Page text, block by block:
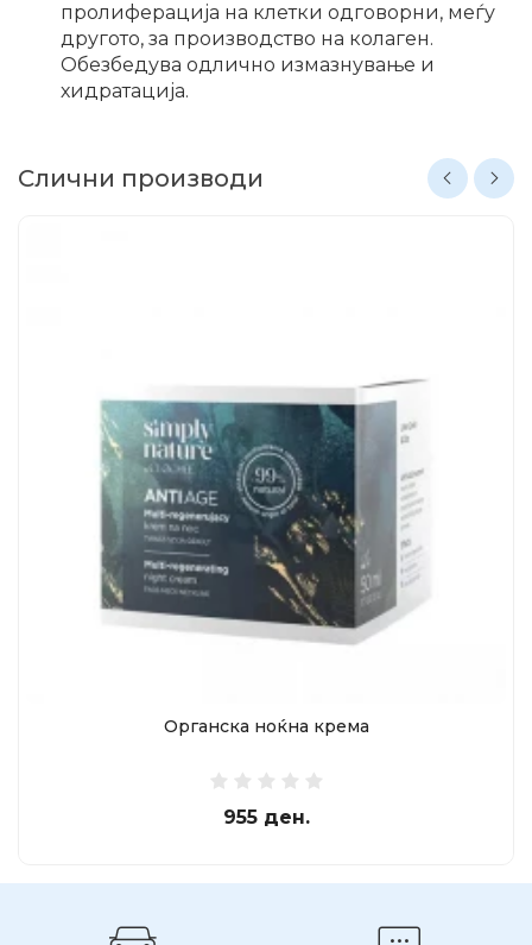
пролиферација на клетки одговорни, меѓу
другото, за производство на колаген.
Обезбедува одлично измазнување и
хидратација.
Слични производи
Oрганска ноќна крема
955 ден.